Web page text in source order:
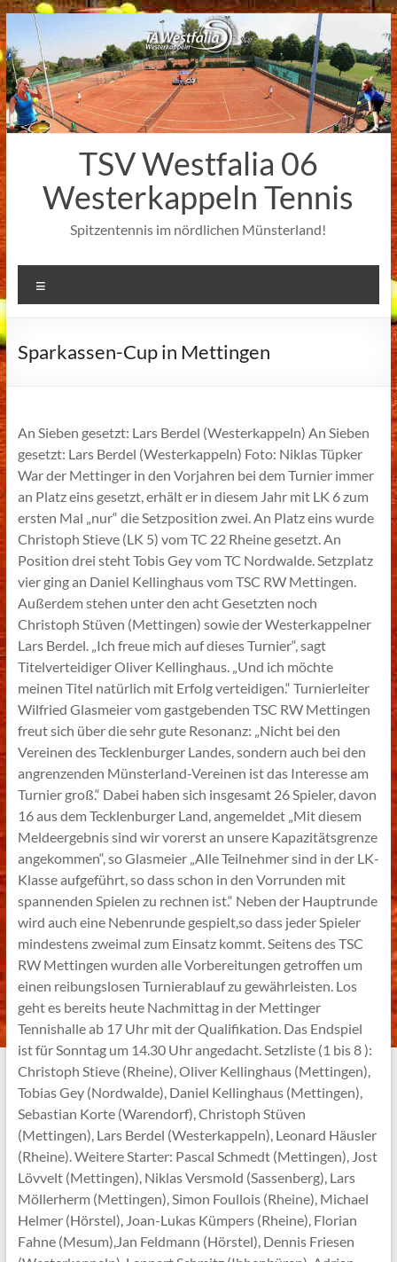
Zum
Inhalt
springen
TSV Westfalia 06
Westerkappeln Tennis
Spitzentennis im nördlichen Münsterland!
Sparkassen-Cup in Mettingen
An Sieben gesetzt: Lars Berdel (Westerkappeln) An Sieben
gesetzt: Lars Berdel (Westerkappeln) Foto: Niklas Tüpker
War der Mettinger in den Vorjahren bei dem Turnier immer
an Platz eins gesetzt, erhält er in diesem Jahr mit LK 6 zum
ersten Mal „nur“ die Setzposition zwei. An Platz eins wurde
Christoph Stieve (LK 5) vom TC 22 Rheine gesetzt. An
Position drei steht Tobis Gey vom TC Nordwalde. Setzplatz
vier ging an Daniel Kellinghaus vom TSC RW Mettingen.
Außerdem stehen unter den acht Gesetzten noch
Christoph Stüven (Mettingen) sowie der Westerkappelner
Lars Berdel. „Ich freue mich auf dieses Turnier“, sagt
Titelverteidiger Oliver Kellinghaus. „Und ich möchte
meinen Titel natürlich mit Erfolg verteidigen.“ Turnierleiter
Wilfried Glasmeier vom gastgebenden TSC RW Mettingen
freut sich über die sehr gute Resonanz: „Nicht bei den
Vereinen des Tecklenburger Landes, sondern auch bei den
angrenzenden Münsterland-Vereinen ist das Interesse am
Turnier groß.“ Dabei haben sich insgesamt 26 Spieler, davon
16 aus dem Tecklenburger Land, angemeldet „Mit diesem
Meldeergebnis sind wir vorerst an unsere Kapazitätsgrenze
angekommen“, so Glasmeier „Alle Teilnehmer sind in der LK-
Klasse aufgeführt, so dass schon in den Vorrunden mit
spannenden Spielen zu rechnen ist.“ Neben der Hauptrunde
wird auch eine Nebenrunde gespielt,so dass jeder Spieler
mindestens zweimal zum Einsatz kommt. Seitens des TSC
RW Mettingen wurden alle Vorbereitungen getroffen um
einen reibungslosen Turnierablauf zu gewährleisten. Los
geht es bereits heute Nachmittag in der Mettinger
Tennishalle ab 17 Uhr mit der Qualifikation. Das Endspiel
ist für Sonntag um 14.30 Uhr angedacht. Setzliste (1 bis 8 ):
Christoph Stieve (Rheine), Oliver Kellinghaus (Mettingen),
Tobias Gey (Nordwalde), Daniel Kellinghaus (Mettingen),
Sebastian Korte (Warendorf), Christoph Stüven
(Mettingen), Lars Berdel (Westerkappeln), Leonard Häusler
(Rheine). Weitere Starter: Pascal Schmedt (Mettingen), Jost
Lövvelt (Mettingen), Niklas Versmold (Sassenberg), Lars
Möllerherm (Mettingen), Simon Foullois (Rheine), Michael
Helmer (Hörstel), Joan-Lukas Kümpers (Rheine), Florian
Fahne (Mesum),Jan Feldmann (Hörstel), Dennis Friesen